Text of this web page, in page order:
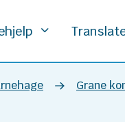
Grane